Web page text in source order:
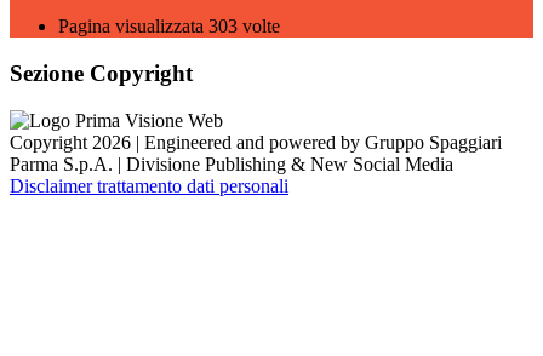
Pagina visualizzata 303 volte
Sezione Copyright
Copyright 2026 | Engineered and powered by Gruppo Spaggiari
Parma S.p.A. | Divisione Publishing & New Social Media
Disclaimer trattamento dati personali